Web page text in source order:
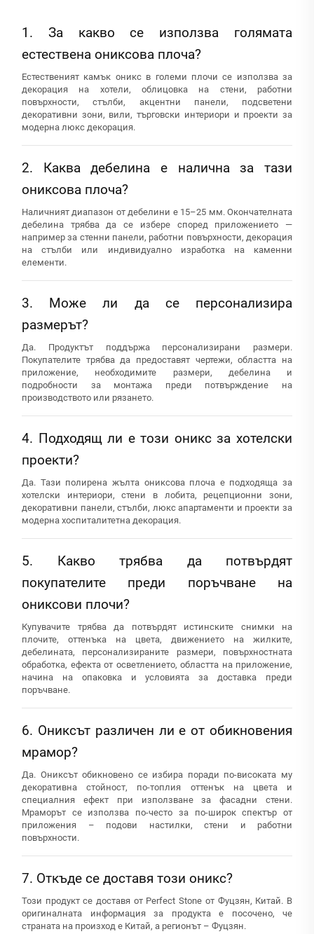
1. За какво се използва голямата
естествена ониксова плоча?
Естественият камък оникс в големи плочи се използва за
декорация на хотели, облицовка на стени, работни
повърхности, стълби, акцентни панели, подсветени
декоративни зони, вили, търговски интериори и проекти за
модерна люкс декорация.
2. Каква дебелина е налична за тази
ониксова плоча?
Наличният диапазон от дебелини е 15–25 мм. Окончателната
дебелина трябва да се избере според приложението —
например за стенни панели, работни повърхности, декорация
на стълби или индивидуално изработка на каменни
елементи.
3. Може ли да се персонализира
размерът?
Да. Продуктът поддържа персонализирани размери.
Покупателите трябва да предоставят чертежи, областта на
приложение, необходимите размери, дебелина и
подробности за монтажа преди потвърждение на
производството или рязането.
4. Подходящ ли е този оникс за хотелски
проекти?
Да. Тази полирена жълта ониксова плоча е подходяща за
хотелски интериори, стени в лобита, рецепционни зони,
декоративни панели, стълби, люкс апартаменти и проекти за
модерна хоспиталитетна декорация.
5. Какво трябва да потвърдят
покупателите преди поръчване на
ониксови плочи?
Купувачите трябва да потвърдят истинските снимки на
плочите, оттенъка на цвета, движението на жилките,
дебелината, персонализираните размери, повърхностната
обработка, ефекта от осветлението, областта на приложение,
начина на опаковка и условията за доставка преди
поръчване.
6. Ониксът различен ли е от обикновения
мрамор?
Да. Ониксът обикновено се избира поради по-високата му
декоративна стойност, по-топлия оттенък на цвета и
специалния ефект при използване за фасадни стени.
Мраморът се използва по-често за по-широк спектър от
приложения – подови настилки, стени и работни
повърхности.
7. Откъде се доставя този оникс?
Този продукт се доставя от Perfect Stone от Фуцзян, Китай. В
оригиналната информация за продукта е посочено, че
страната на произход е Китай, а регионът – Фуцзян.